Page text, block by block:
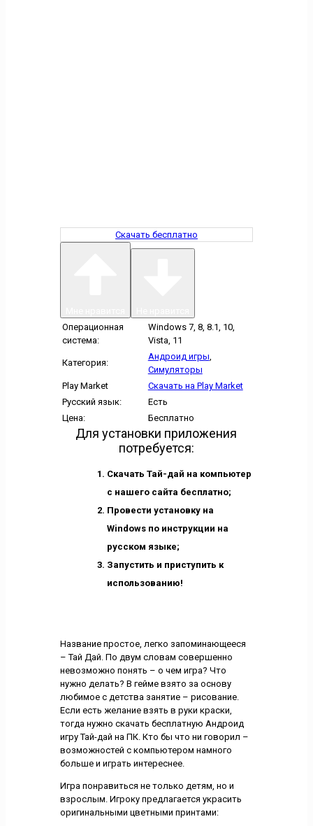
Скачать бесплатно
Операционная
система:
Windows 7, 8, 8.1, 10,
Vista, 11
Категория:
Андроид игры,
Симуляторы
Play Market
Скачать на Play Market
Русский язык:
Есть
Цена:
Бесплатно
Для установки приложения
потребуется:
Скачать Тай-дай на компьютер
с нашего сайта бесплатно;
Провести установку на
Windows по инструкции на
русском языке;
Запустить и приступить к
использованию!
Название простое, легко запоминающееся
– Тай Дай. По двум словам совершенно
невозможно понять – о чем игра? Что
нужно делать? В гейме взято за основу
любимое с детства занятие – рисование.
Если есть желание взять в руки краски,
тогда нужно скачать бесплатную Андроид
игру Тай-дай на ПК. Кто бы что ни говорил –
возможностей с компьютером намного
больше и играть интереснее.
Игра понравиться не только детям, но и
взрослым. Игроку предлагается украсить
оригинальными цветными принтами: